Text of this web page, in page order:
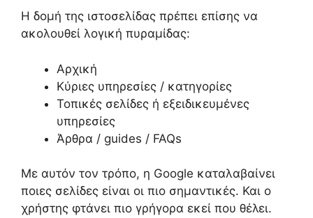
Η δομή της ιστοσελίδας πρέπει επίσης να
ακολουθεί λογική πυραμίδας:
Αρχική
Κύριες υπηρεσίες / κατηγορίες
Τοπικές σελίδες ή εξειδικευμένες
υπηρεσίες
Άρθρα / guides / FAQs
Με αυτόν τον τρόπο, η Google καταλαβαίνει
ποιες σελίδες είναι οι πιο σημαντικές. Και ο
χρήστης φτάνει πιο γρήγορα εκεί που θέλει.